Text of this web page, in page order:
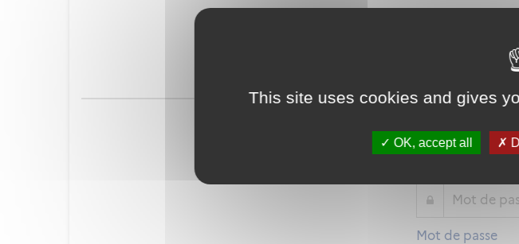
This site uses cookies and gives
OK, accept all
Qu'est-ce
Mot de passe